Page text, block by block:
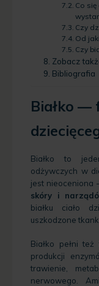
Co
Czy
Od
Czy
Zobacz
Bibliografia
Białko —
Białko to
odżywczych w
jest nieoceniona
skóry i
białku ciało
uszkodzone
Białko pełni
produkcji
trawienie,
nerwowego.